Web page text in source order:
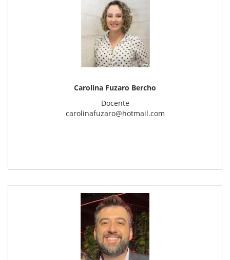
Carolina Fuzaro Bercho
Docente
carolinafuzaro@hotmail.com